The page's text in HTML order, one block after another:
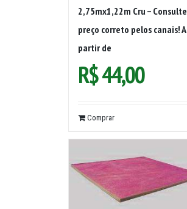
2,75mx1,22m Cru – Consulte
preço correto pelos canais! A
partir de
R$44,00
Comprar